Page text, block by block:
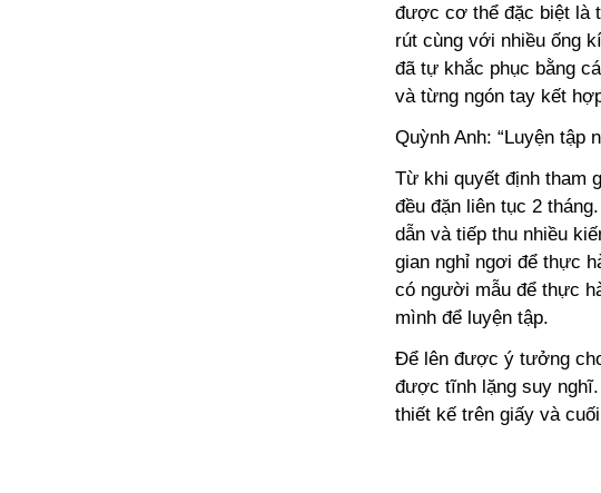
được cơ thể đặc biệt là
rút cùng với nhiều ống
đã tự khắc phục bằng
và từng ngón tay kết
Quỳnh Anh: “Luyện tập
Từ khi quyết định tham
đều đặn liên tục 2
dẫn và tiếp thu nhiều
gian nghỉ ngơi để thực
có người mẫu để thực
mình để luyện tập.
Để lên được ý tưởng
được tĩnh lặng suy
thiết kế trên giấy và